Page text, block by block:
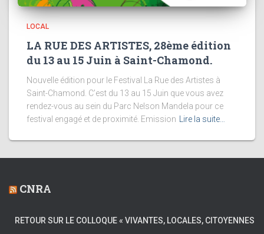
LOCAL
LA RUE DES ARTISTES, 28ème édition
du 13 au 15 Juin à Saint-Chamond.
Nouvelle édition pour le Festival La Rue des Artistes à
Saint-Chamond. C’est du 13 au 15 Juin que vous avez
rendez-vous au sein du Parc Nelson Mandela pour ce
festival engagé et de proximité. Emission
Lire la suite…
CNRA
RETOUR SUR LE COLLOQUE « VIVANTES, LOCALES, CITOYENNES